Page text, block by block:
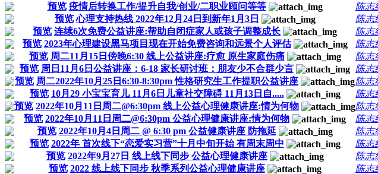
预览 疫情后转换工作/提升自我/创业/二职业顾问等等 陈志
预览 心理支持热线 2022年12月24日到新年1月3日 陈志
预览 连续6次免费公益讲座:帮助自闭症家人或孩子调整成长 陈志
预览 2023年心理建设黑马项目现在开始免费咨询和远景个人评估 陈志
预览 周二11月15日傍晚6:30 线上公益讲座:疗愈 原生家庭伤痛 陈志
预览 周日11月6日公益讲座：6-18 家长研讨班：朋友少不合群少言 陈志
预览 周二2022年10月25日6:30-8:30pm 性格研究生工作提职公益讲座 陈志
预览 10月29 小宝宝育儿 11月6日儿童社交障碍 11月13日自..... 陈志
预览 2022年10月11日周二@6:30pm 线上公益心理健康讲座:情为何物 陈志
预览 2022年10月11日周二@6:30pm 公益心理健康讲座:情为何物 陈志
预览 2022年10月4日周二 @ 6:30 pm 公益健康讲座 防拖延 陈志
预览 2022年 首次线下“恋爱实习营”十月中旬开始 有周末周中 陈志
预览 2022年9月27日 线上线下同步 公益心理健康讲座 陈志
预览 2022 线上线下同步 秋季系列公益心理健康讲座 陈志